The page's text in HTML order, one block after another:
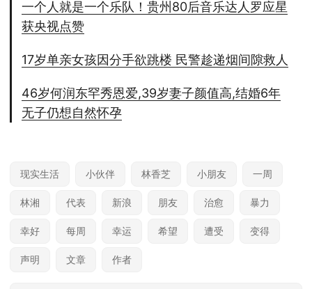
一个人就是一个乐队！贵州80后音乐达人罗应星
获央视点赞
17岁单亲女孩因分手欲跳楼 民警趁递烟间隙救人
46岁何润东罕秀恩爱,39岁妻子颜值高,结婚6年
无子仍想自然怀孕
现实生活 小伙伴 林香芝 小朋友 一周
林湘 代表 新浪 朋友 治愈 暴力
幸好 每周 幸运 希望 遭受 变得
声明 文章 作者